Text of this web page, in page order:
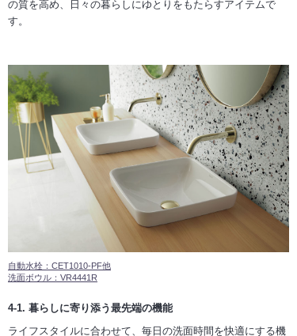
の質を高め、日々の暮らしにゆとりをもたらすアイテムで
す。
自動水栓：CET1010-PF他
洗面ボウル：VR4441R
4-1. 暮らしに寄り添う最先端の機能
ライフスタイルに合わせて、毎日の洗面時間を快適にする機